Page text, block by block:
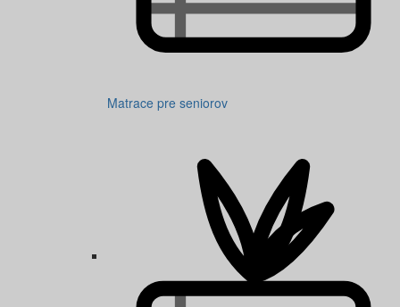
Matrace pre seniorov